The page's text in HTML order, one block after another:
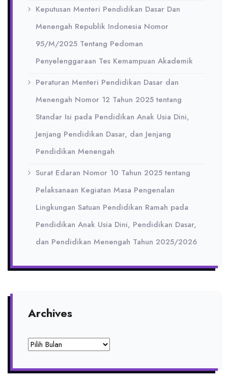
Keputusan Menteri Pendidikan Dasar Dan
Menengah Republik Indonesia Nomor
95/M/2025 Tentang Pedoman
Penyelenggaraan Tes Kemampuan Akademik
Peraturan Menteri Pendidikan Dasar dan
Menengah Nomor 12 Tahun 2025 tentang
Standar Isi pada Pendidikan Anak Usia Dini,
Jenjang Pendidikan Dasar, dan Jenjang
Pendidikan Menengah
Surat Edaran Nomor 10 Tahun 2025 tentang
Pelaksanaan Kegiatan Masa Pengenalan
Lingkungan Satuan Pendidikan Ramah pada
Pendidikan Anak Usia Dini, Pendidikan Dasar,
dan Pendidikan Menengah Tahun 2025/2026
Archives
Archives